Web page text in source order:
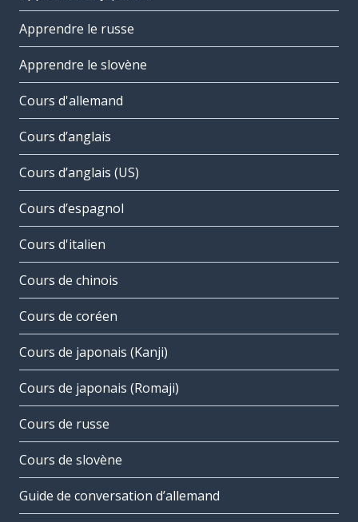
Apprendre le russe
Apprendre le slovène
Cours d'allemand
Cours d’anglais
Cours d’anglais (US)
Cours d’espagnol
Cours d'italien
Cours de chinois
Cours de coréen
Cours de japonais (Kanji)
Cours de japonais (Romaji)
Cours de russe
Cours de slovène
Guide de conversation d’allemand